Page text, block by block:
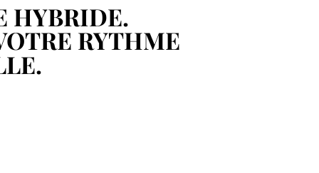
HYBRIDE.
RYTHME
HYBRIDE.
RYTHME